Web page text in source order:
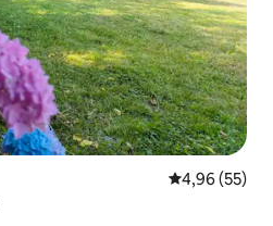
Évaluation
4,96 (55)